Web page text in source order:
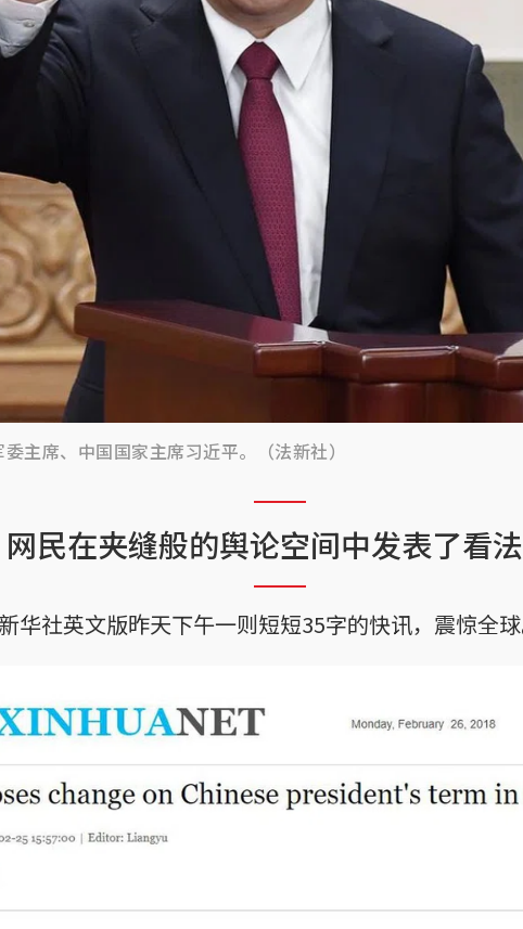
主席、中国国家主席习近平。（法新社）
网民在夹缝般的舆论空间中发表了看
华社英文版昨天下午一则短短35字的快讯，震惊全